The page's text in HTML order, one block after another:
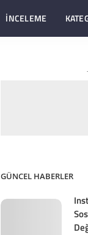
İNCELEME
GÜNCEL HABERLER